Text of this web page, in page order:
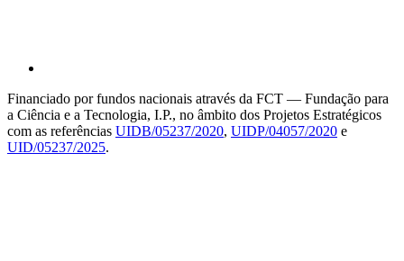
Financiado por fundos nacionais através da FCT — Fundação para
a Ciência e a Tecnologia, I.P., no âmbito dos Projetos Estratégicos
com as referências UIDB/05237/2020, UIDP/04057/2020 e
UID/05237/2025.